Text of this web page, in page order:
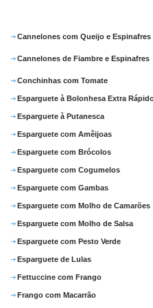
Cannelones com Queijo e Espinafres
Cannelones de Fiambre e Espinafres
Conchinhas com Tomate
Esparguete à Bolonhesa Extra
Esparguete à Putanesca
Esparguete com Amêijoas
Esparguete com Brócolos
Esparguete com Cogumelos
Esparguete com Gambas
Esparguete com Molho de Camarões
Esparguete com Molho de Salsa
Esparguete com Pesto Verde
Esparguete de Lulas
Fettuccine com Frango
Frango com Macarrão